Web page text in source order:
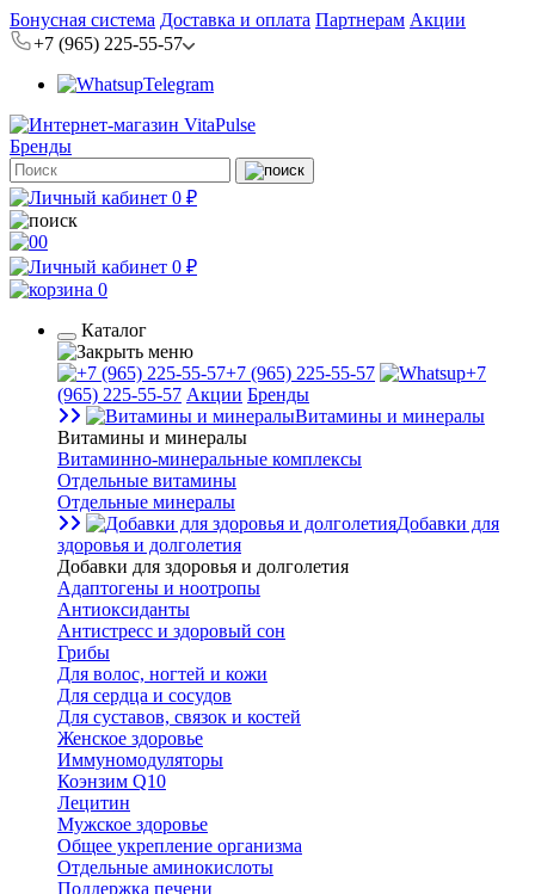
Бонусная система Доставка и оплата Партнерам Акции
+7 (965) 225-55-57
Telegram
Бренды
0 ₽
0
0 ₽
0
Каталог
+7 (965) 225-55-57
+7
(965) 225-55-57 Акции Бренды
Витамины и минералы
Витамины и минералы
Витаминно-минеральные комплексы
Отдельные витамины
Отдельные минералы
Добавки для
здоровья и долголетия
Добавки для здоровья и долголетия
Адаптогены и ноотропы
Антиоксиданты
Антистресс и здоровый сон
Грибы
Для волос, ногтей и кожи
Для сердца и сосудов
Для суставов, связок и костей
Женское здоровье
Иммуномодуляторы
Коэнзим Q10
Лецитин
Мужское здоровье
Общее укрепление организма
Отдельные аминокислоты
Поддержка печени